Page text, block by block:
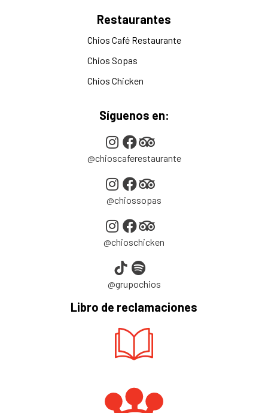
Restaurantes
Chios Café Restaurante
Chios Sopas
Chios Chicken
Síguenos en:
@chioscaferestaurante
@chiossopas
@chioschicken
@grupochios
Libro de reclamaciones